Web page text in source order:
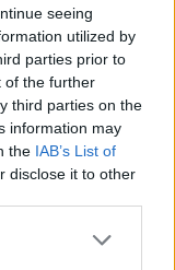
seeing
utilized by
parties prior to
of the further
third parties on the
information may
the IAB’s List of
disclose it to other
or more Google